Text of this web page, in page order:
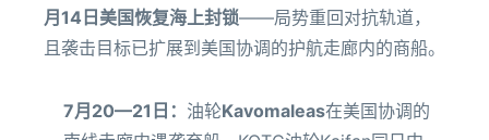
月14日美国恢复海上封锁——局势重回对抗轨道，
且袭击目标已扩展到美国协调的护航走廊内的商船。
7月20—21日： 油轮Kavomaleas在美国协调的